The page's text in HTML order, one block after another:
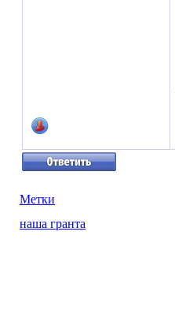
Метки
наша гранта